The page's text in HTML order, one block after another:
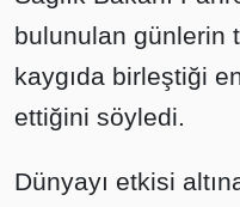
bulunulan günlerin
kaygıda birleştiği
ettiğini söyledi.
Dünyayı etkisi